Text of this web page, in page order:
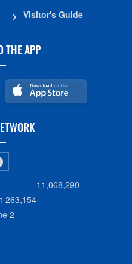
Visitor's Guide
THE APP
11,068,290
263,154
2